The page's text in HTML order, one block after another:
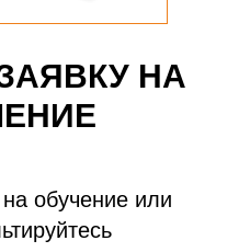
НА
обучение или